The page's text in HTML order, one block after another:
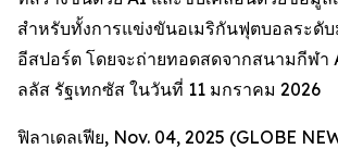
สำหรับทั้งการแข่งขันอเมริกันฟุตบอลระดั
อีสปอร์ต โดยจะถ่ายทอดสดจากสนามกีฬา
ลลัส รัฐเทกซัส ในวันที่ 11 มกราคม 2026
ฟิลาเดลเฟีย, Nov. 04, 2025 (GLOBE